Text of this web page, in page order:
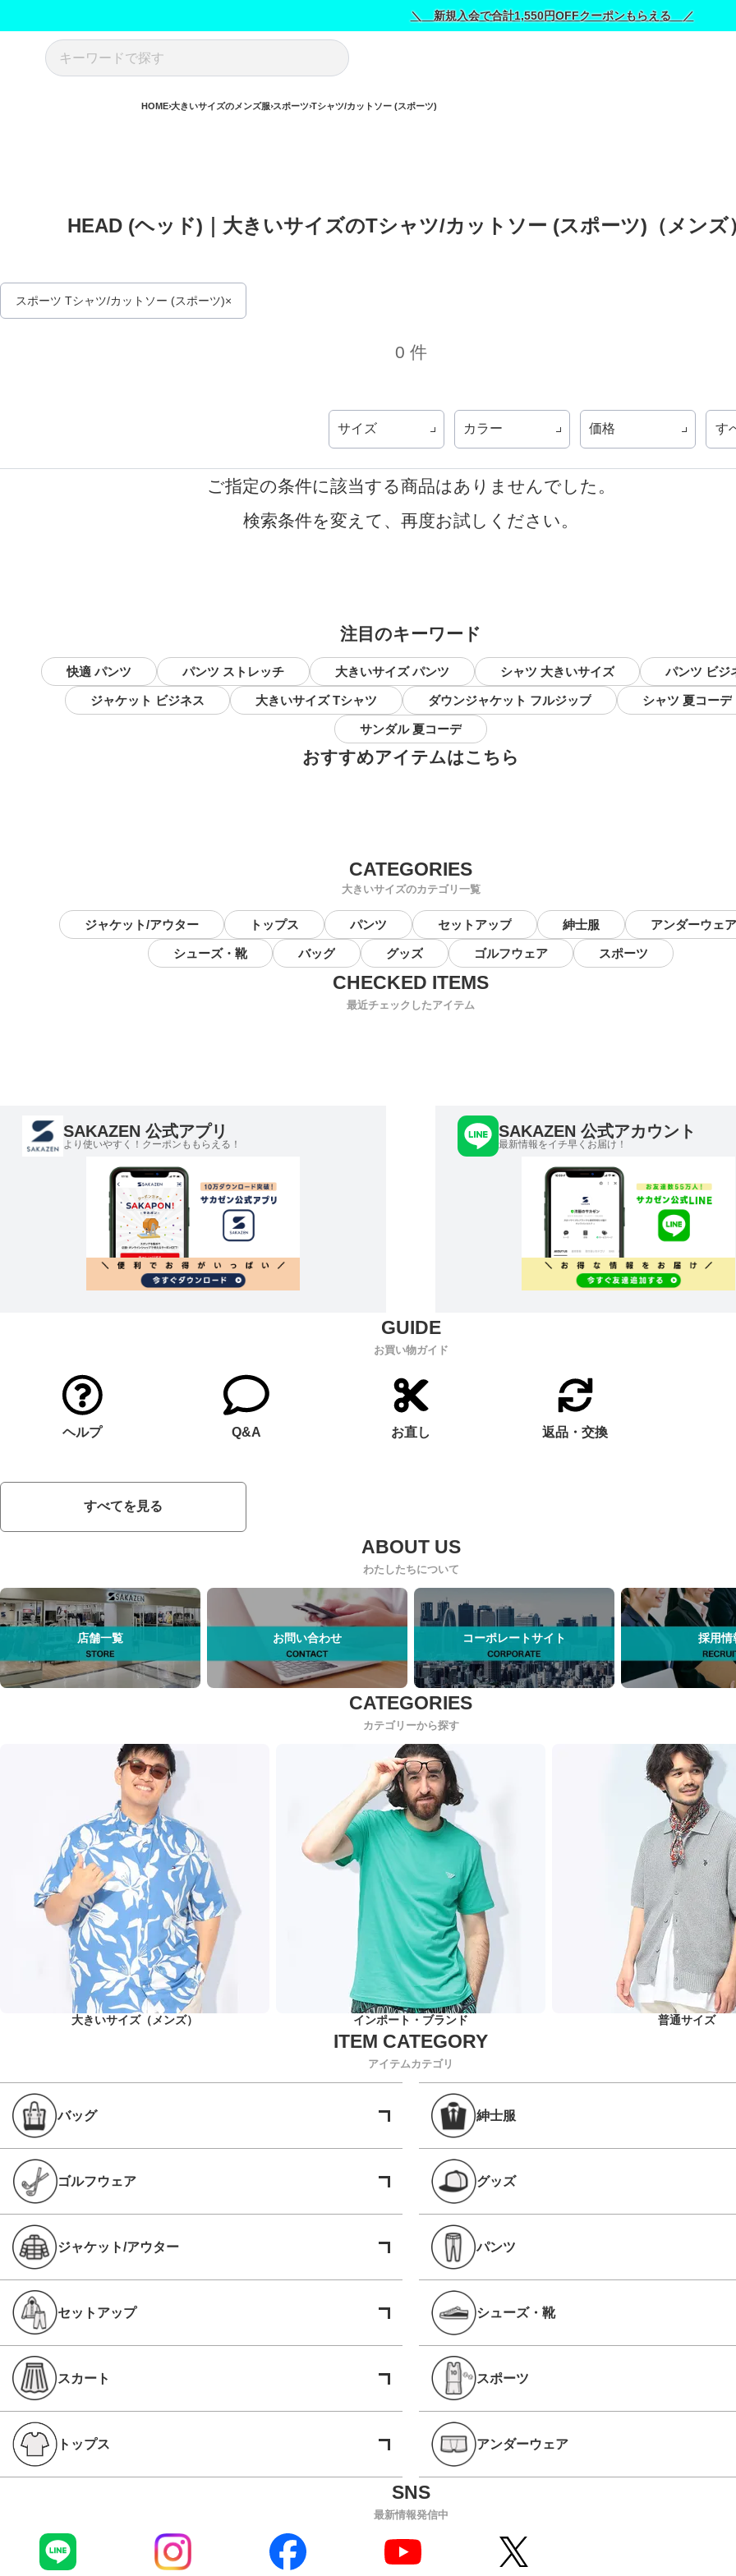
＼ 新規入会で合計1,550円OFFクーポンもらえる ／
HOME 大きいサイズのメンズ服 スポーツ Tシャツ/カットソー (スポーツ)
HEAD (ヘッド)｜大きいサイズのTシャツ/カットソー (スポーツ)（メン
スポーツ Tシャツ/カットソー (スポーツ)
0 件
サイズ カラー 価格 す
ご指定の条件に該当する商品はありませんでした。
検索条件を変えて、再度お試しください。
注目のキーワード
快適 パンツ パンツ ストレッチ 大きいサイズ パンツ シャツ 大きいサイズ パンツ ビジ
ジャケット ビジネス 大きいサイズ Tシャツ ダウンジャケット フルジップ シャツ 夏コーデ
サンダル 夏コーデ
おすすめアイテムはこちら
大きいサイズのカテゴリ一覧
ジャケット/アウター トップス パンツ セットアップ 紳士服 アンダーウェア
シューズ・靴 バッグ グッズ ゴルフウェア スポーツ
最近チェックしたアイテム
SAKAZEN 公式アプリ
より使いやすく！クーポンももらえる！
SAKAZEN 公式アカウント
最新情報をイチ早くお届け！
お買い物ガイド
ヘルプ Q&A お直し 返品・交換
すべてを見る
わたしたちについて
店舗一覧 お問い合わせ コーポレートサイト 採用情
カテゴリーから探す
大きいサイズ（メンズ） インポート・ブランド 普通サイズ
アイテムカテゴリ
バッグ 紳士服
ゴルフウェア グッズ
ジャケット/アウター パンツ
セットアップ シューズ・靴
スカート スポーツ
トップス アンダーウェア
最新情報発信中